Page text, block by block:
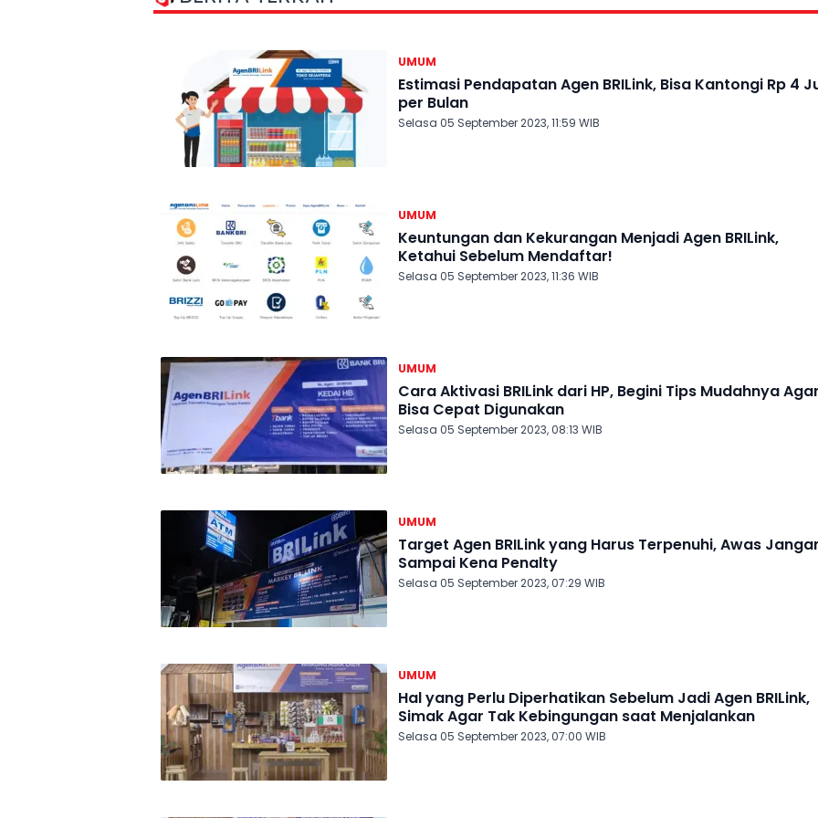
UMUM
Estimasi Pendapatan Agen BRILink, Bisa Kantongi Rp 4
per Bulan
Selasa 05 September 2023, 11:59 WIB
UMUM
Keuntungan dan Kekurangan Menjadi Agen BRILink,
Ketahui Sebelum Mendaftar!
Selasa 05 September 2023, 11:36 WIB
UMUM
Cara Aktivasi BRILink dari HP, Begini Tips Mudahnya Agar
Bisa Cepat Digunakan
Selasa 05 September 2023, 08:13 WIB
UMUM
Target Agen BRILink yang Harus Terpenuhi, Awas
Sampai Kena Penalty
Selasa 05 September 2023, 07:29 WIB
UMUM
Hal yang Perlu Diperhatikan Sebelum Jadi Agen BRILink,
Simak Agar Tak Kebingungan saat Menjalankan
Selasa 05 September 2023, 07:00 WIB